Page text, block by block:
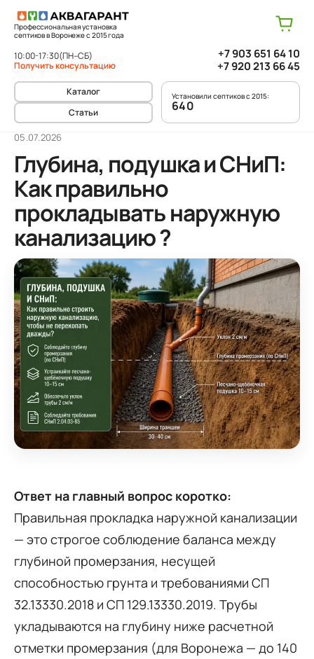
Профессиональная установка
септиков в Воронеже с 2015 года
Каталог
Статьи
Установили септиков с 2015:
640
10:00-17:30(ПН–СБ)
Получить консультацию
+7 903 651 64 10
+7 920 213 66 45
05.07.2026
Глубина, подушка и СНиП:
Как правильно
прокладывать наружную
канализацию ?
Ответ на главный вопрос коротко:
Правильная прокладка наружной канализации
— это строгое соблюдение баланса между
глубиной промерзания, несущей
способностью грунта и требованиями СП
32.13330.2018 и СП 129.13330.2019. Трубы
укладываются на глубину ниже расчетной
отметки промерзания (для Воронежа — до 140